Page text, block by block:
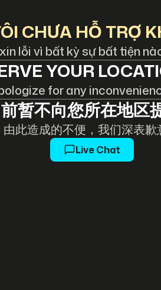
CHƯA HỖ TRỢ
lỗi vì bất kỳ sự bất tiện
YOUR
for any
暂不向您所在地区
由此造成的不便，我们深表歉
Live Chat